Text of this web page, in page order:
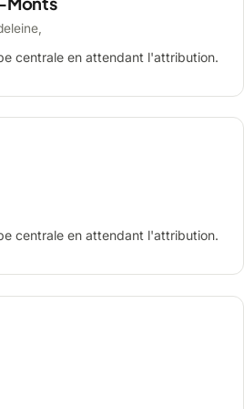
centrale en attendant l'attribution.
centrale en attendant l'attribution.